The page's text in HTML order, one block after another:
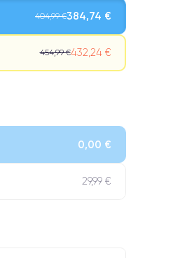
404,99 €384,74 €
454,99 €432,24 €
0,00 €
29,99 €